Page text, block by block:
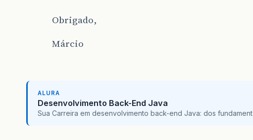
Obrigado,
Márcio
ALURA
Desenvolvimento Back-End Java
Sua Carreira em desenvolvimento back-end Java: dos